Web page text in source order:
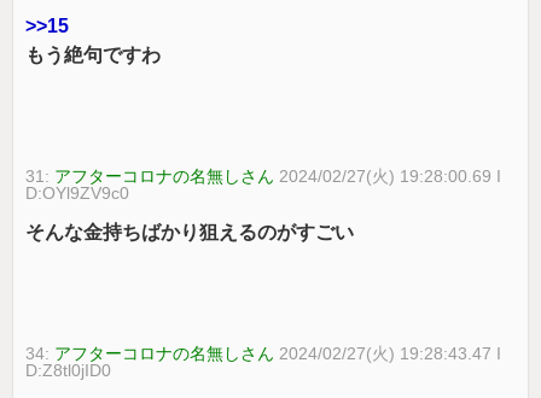
>>15
もう絶句ですわ
31: アフターコロナの名無しさん 2024/02/27(火) 19:28:00.69 I
D:OYl9ZV9c0
そんな金持ちばかり狙えるのがすごい
34: アフターコロナの名無しさん 2024/02/27(火) 19:28:43.47 I
D:Z8tl0jID0